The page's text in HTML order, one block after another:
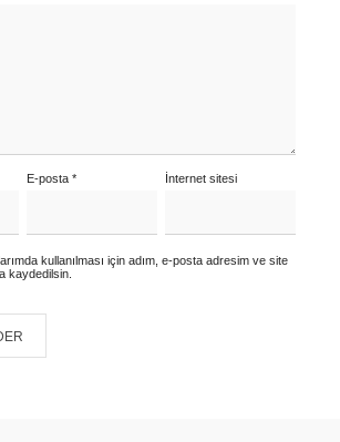
E-posta* İnternet sitesi
kullanılması için adım, e-posta adresim ve site
kaydedilsin.